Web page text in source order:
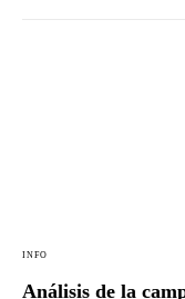
INFO
Análisis de la